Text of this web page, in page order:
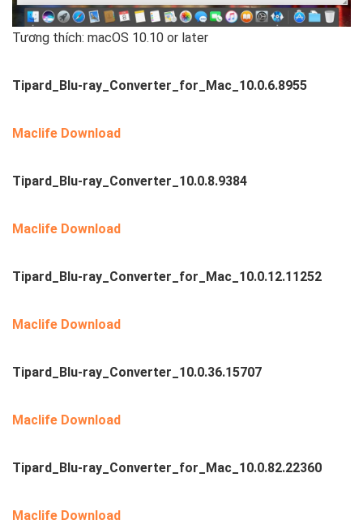
Tương thích: macOS 10.10 or later
Tipard_Blu-ray_Converter_for_Mac_10.0.6.8955
Maclife Download
Tipard_Blu-ray_Converter_10.0.8.9384
Maclife Download
Tipard_Blu-ray_Converter_for_Mac_10.0.12.11252
Maclife Download
Tipard_Blu-ray_Converter_10.0.36.15707
Maclife Download
Tipard_Blu-ray_Converter_for_Mac_10.0.82.22360
Maclife Download